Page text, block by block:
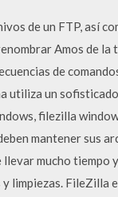
de un FTP, así
Amos de
de
utiliza un
filezilla
mantener sus
mucho
limpiezas.